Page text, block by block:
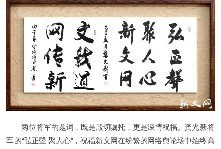
两位将军的题词，既是殷切嘱托，更是深情祝福。龚光新将
军的“弘正聲 聚人心”，祝福新文网在纷繁的网络舆论场中始终高